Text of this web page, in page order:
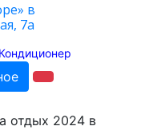
в
7а
отдых 2024 в